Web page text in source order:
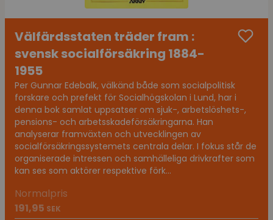
Välfärdsstaten träder fram :
svensk socialförsäkring 1884-
1955
Per Gunnar Edebalk, välkänd både som socialpolitisk
forskare och prefekt för Socialhögskolan i Lund, har i
denna bok samlat uppsatser om sjuk-, arbetslöshets-,
pensions- och arbetsskadeförsäkringarna. Han
analyserar framväxten och utvecklingen av
socialförsäkringssystemets centrala delar. I fokus står de
organiserade intressen och samhälleliga drivkrafter som
kan ses som aktörer respektive förk...
Normalpris
191,95 SEK